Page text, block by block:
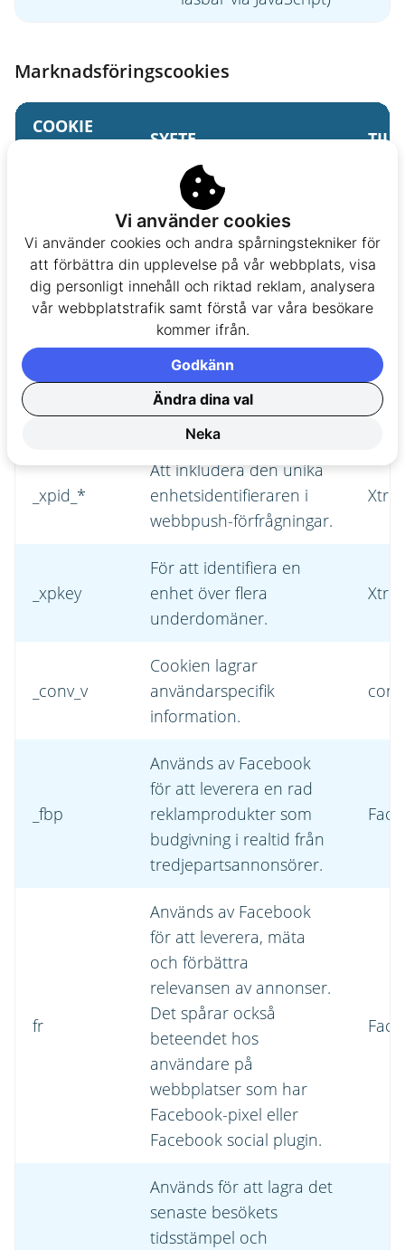
Marknadsföringscookies
COOKIE
SYFTE
test_cookie
Denna test_cookie ställs
in av doubleclick.net
och används för att
avgöra om användarens
webbläsare stöder
cookies.
För att identifiera en
enhet över flera
underdomäner
_xpid_*
Att inkludera den unika
enhetsidentifieraren i
webbpush-förfrågningar.
_xpkey
För att identifiera en
enhet över flera
underdomäner.
_conv_v
Cookien lagrar
användarspecifik
information.
_fbp
Används av Facebook
för att leverera en rad
reklamprodukter som
budgivning i realtid från
tredjepartsannonsörer.
fr
Används av Facebook
för att leverera, mäta
och förbättra
relevansen av annonser.
Det spårar också
beteendet hos
användare på
webbplatser som har
Facebook-pixel eller
Facebook social plugin.
Används för att lagra det
senaste besökets
tidsstämpel och
Vi använder cookies
Vi använder cookies och andra spårningstekniker för
att förbättra din upplevelse på vår webbplats, visa
dig personligt innehåll och riktad reklam, analysera
vår webbplatstrafik samt förstå var våra besökare
kommer ifrån.
Ändra dina val
Neka
Godkänn